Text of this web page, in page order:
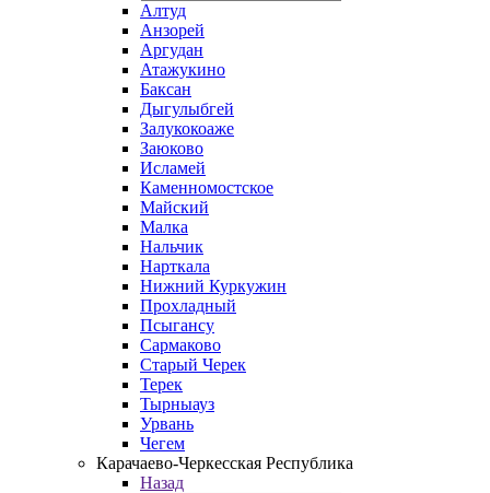
Алтуд
Анзорей
Аргудан
Атажукино
Баксан
Дыгулыбгей
Залукокоаже
Заюково
Исламей
Каменномостское
Майский
Малка
Нальчик
Нарткала
Нижний Куркужин
Прохладный
Псыгансу
Сармаково
Старый Черек
Терек
Тырныауз
Урвань
Чегем
Карачаево-Черкесская Республика
Назад